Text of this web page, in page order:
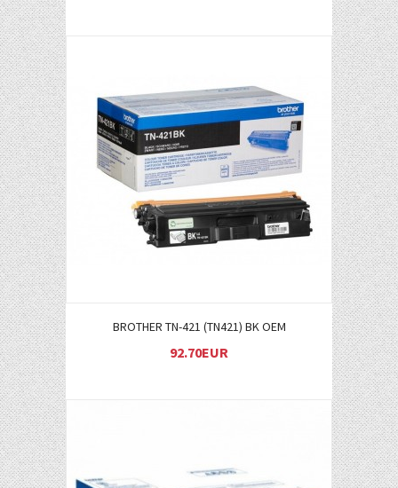
Į KREPŠELĮ
BROTHER TN-421 (TN421) BK OEM
92.70EUR